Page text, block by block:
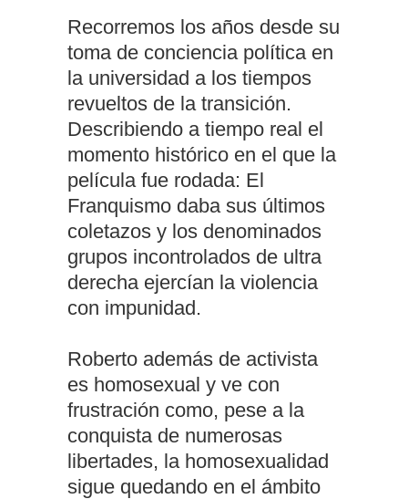
Recorremos los años desde su
toma de conciencia política en
la universidad a los tiempos
revueltos de la transición.
Describiendo a tiempo real el
momento histórico en el que la
película fue rodada: El
Franquismo daba sus últimos
coletazos y los denominados
grupos incontrolados de ultra
derecha ejercían la violencia
con impunidad.
Roberto además de activista
es homosexual y ve con
frustración como, pese a la
conquista de numerosas
libertades, la homosexualidad
sigue quedando en el ámbito